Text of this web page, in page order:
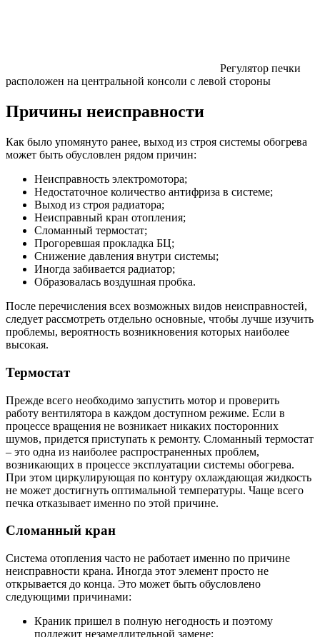
Регулятор печки
расположен на центральной консоли с левой стороны
Причины неисправности
Как было упомянуто ранее, выход из строя системы обогрева
может быть обусловлен рядом причин:
Неисправность электромотора;
Недостаточное количество антифриза в системе;
Выход из строя радиатора;
Неисправный кран отопления;
Сломанный термостат;
Прогоревшая прокладка БЦ;
Снижение давления внутри системы;
Иногда забивается радиатор;
Образовалась воздушная пробка.
После перечисления всех возможных видов неисправностей,
следует рассмотреть отдельно основные, чтобы лучше изучить
проблемы, вероятность возникновения которых наиболее
высокая.
Термостат
Прежде всего необходимо запустить мотор и проверить
работу вентилятора в каждом доступном режиме. Если в
процессе вращения не возникает никаких посторонних
шумов, придется приступать к ремонту. Сломанный термостат
– это одна из наиболее распространенных проблем,
возникающих в процессе эксплуатации системы обогрева.
При этом циркулирующая по контуру охлаждающая жидкость
не может достигнуть оптимальной температуры. Чаще всего
печка отказывает именно по этой причине.
Сломанный кран
Система отопления часто не работает именно по причине
неисправности крана. Иногда этот элемент просто не
открывается до конца. Это может быть обусловлено
следующими причинами:
Краник пришел в полную негодность и поэтому
подлежит незамедлительной замене;